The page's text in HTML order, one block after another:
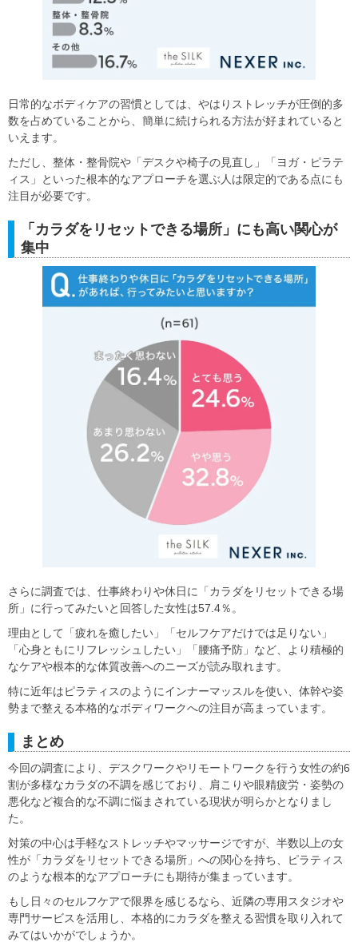
日常的なボディケアの習慣としては、やはりストレッチが圧倒的多
数を占めていることから、簡単に続けられる方法が好まれていると
いえます。
ただし、整体・整骨院や「デスクや椅子の見直し」「ヨガ・ピラテ
ィス」といった根本的なアプローチを選ぶ人は限定的である点にも
注目が必要です。
「カラダをリセットできる場所」にも高い関心が
集中
さらに調査では、仕事終わりや休日に「カラダをリセットできる場
所」に行ってみたいと回答した女性は57.4％。
理由として「疲れを癒したい」「セルフケアだけでは足りない」
「心身ともにリフレッシュしたい」「腰痛予防」など、より積極的
なケアや根本的な体質改善へのニーズが読み取れます。
特に近年はピラティスのようにインナーマッスルを使い、体幹や姿
勢まで整える本格的なボディワークへの注目が高まっています。
まとめ
今回の調査により、デスクワークやリモートワークを行う女性の約6
割が多様なカラダの不調を感じており、肩こりや眼精疲労・姿勢の
悪化など複合的な不調に悩まされている現状が明らかとなりまし
た。
対策の中心は手軽なストレッチやマッサージですが、半数以上の女
性が「カラダをリセットできる場所」への関心を持ち、ピラティス
のような根本的なアプローチにも期待が集まっています。
もし日々のセルフケアで限界を感じるなら、近隣の専用スタジオや
専門サービスを活用し、本格的にカラダを整える習慣を取り入れて
みてはいかがでしょうか。